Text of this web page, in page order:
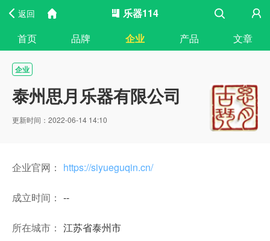
返回
乐器114
首页
品牌 企业 产品 文章
企业
泰州思月乐器有限公司
更新时间：2022-06-14 14:10
企业官网： https://siyueguqin.cn/
成立时间： --
所在城市： 江苏省泰州市